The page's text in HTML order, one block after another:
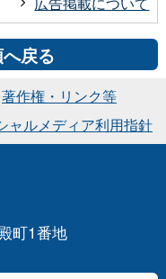
戻る
著作権・リンク等
ャルメディア利用指針
町1番地